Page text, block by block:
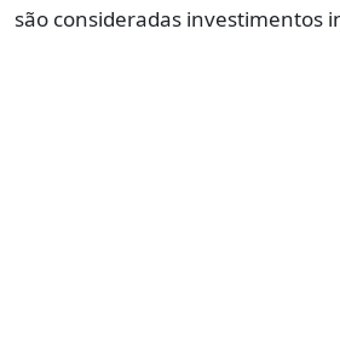
são consideradas investimentos